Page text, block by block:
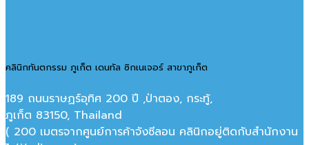
คลินิกทันตกรรม ภูเก็ต เดนทัล ซิกเนเจอร์ สาขาภูเก็ต
189 ถนนราษฏร์อุทิศ 200 ปี ,ป่าตอง, กระทู้,
ภูเก็ต 83150, Thailand
( 200 เมตรจากศูนย์การค้าจังซีลอน คลินิกอยู่ติดกับสำนักงาน